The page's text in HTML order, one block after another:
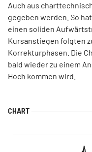
Auch aus
gegeben werden. So
einen soliden
Kursanstiegen folgten
Korrekturphasen. Die
bald wieder zu einem
Hoch kommen wird.